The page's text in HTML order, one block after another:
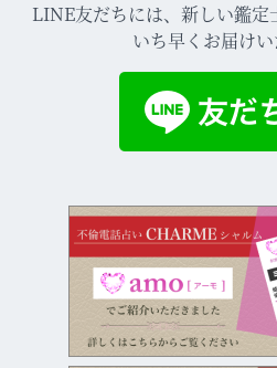
LINE友だちには、新しい鑑定
いち早くお届けい